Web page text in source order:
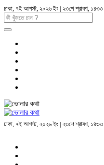
ঢাকা, ৭ই আগস্ট, ২০২৬ ইং | ২৩শে শ্রাবণ, ১৪৩৩
ঢাকা, ৭ই আগস্ট, ২০২৬ ইং | ২৩শে শ্রাবণ, ১৪৩৩